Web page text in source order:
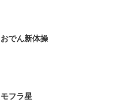
おでん新体操
モフラ星